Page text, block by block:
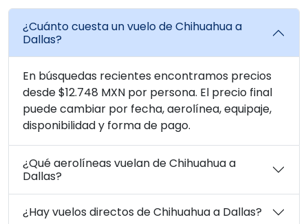
¿Cuánto cuesta un vuelo de Chihuahua a
Dallas?
En búsquedas recientes encontramos precios
desde $12.748 MXN por persona. El precio final
puede cambiar por fecha, aerolínea, equipaje,
disponibilidad y forma de pago.
¿Qué aerolíneas vuelan de Chihuahua a
Dallas?
¿Hay vuelos directos de Chihuahua a Dallas?